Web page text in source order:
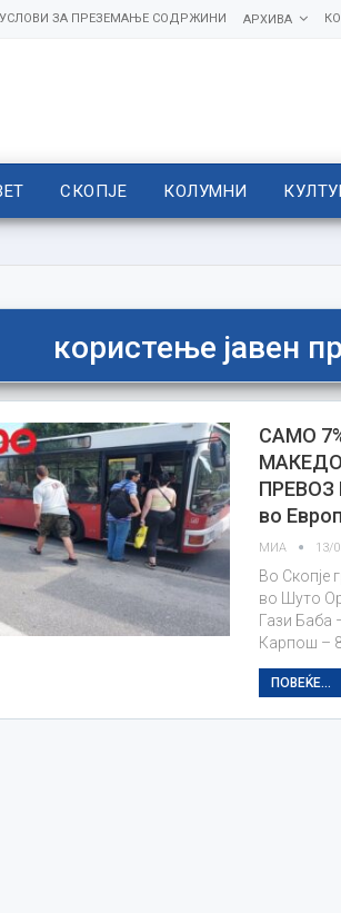
АРХИВА
УСЛОВИ ЗА ПРЕЗЕМАЊЕ СОДРЖИНИ
СКОПЈЕ КОЛУМНИ
користење јавен
САМО
ПРЕВОЗ
во
МИА 13/
Во Скопје
во Шуто
Гази Баба
Карпош –
ПОВЕЌЕ...